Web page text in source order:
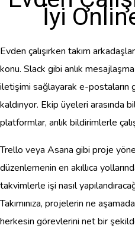
İyi
Evden çalışırken takım
konu. Slack gibi anlık
iletişimi sağlayarak e-postaların
kaldırıyor. Ekip üyeleri arasında
platformlar, anlık bildirimlerle
Trello veya Asana gibi proje
düzenlemenin en akıllıca
takvimlerle işi nasıl
Takımınıza, projelerin ne
herkesin görevlerini net bir